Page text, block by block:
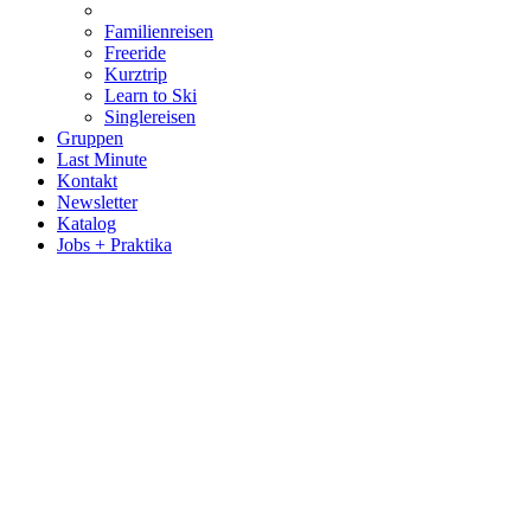
Familienreisen
Freeride
Kurztrip
Learn to Ski
Singlereisen
Gruppen
Last Minute
Kontakt
Newsletter
Katalog
Jobs + Praktika